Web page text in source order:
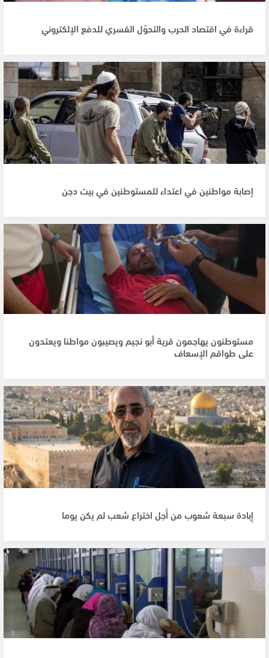
قراءة في اقتصاد الحرب والتحوّل القسري للدفع الإلكتروني
إصابة مواطنين في اعتداء للمستوطنين في بيت دجن
مستوطنون يهاجمون قرية أبو نجيم ويصيبون مواطنا ويعتدون
على طواقم الإسعاف
إِبادة سبعة شعوب من أَجل اختراع شعب لم يكن يوما